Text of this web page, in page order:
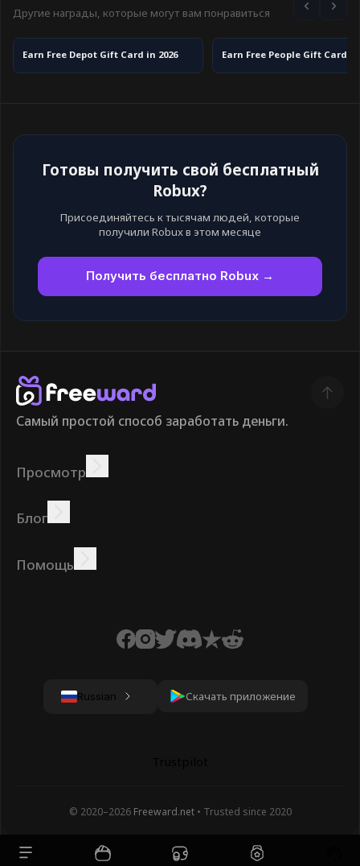
Другие награды, которые могут вам понравиться
Earn Free Depot Gift Card in 2026 Earn Free People Gift Card
Готовы получить свой бесплатный
Robux?
Присоединяйтесь к тысячам людей, которые
получили Robux в этом месяце
Получить бесплатно Robux →
Самый простой способ заработать деньги.
Просмотр
Зарабатывать
Блог
Зарабатывайте онлайн
Помощь
Russian Скачать приложение
© 2020–2026 Freeward.net• Trusted since 2020